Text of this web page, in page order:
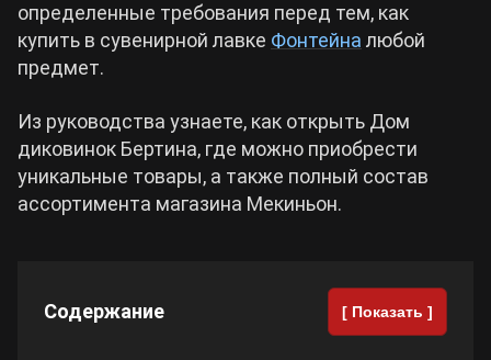
Roblox
Hogwarts Legacy
Cyberpunk 2077
определенные требования перед тем, как
купить в сувенирной лавке Фонтейна любой
предмет.
Из руководства узнаете, как открыть Дом
диковинок Бертина, где можно приобрести
уникальные товары, а также полный состав
ассортимента магазина Мекиньон.
Содержание [ Показать ]